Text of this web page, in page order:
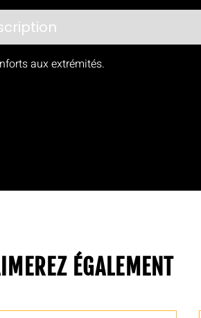
aux extrémités.
ÉGALEMENT